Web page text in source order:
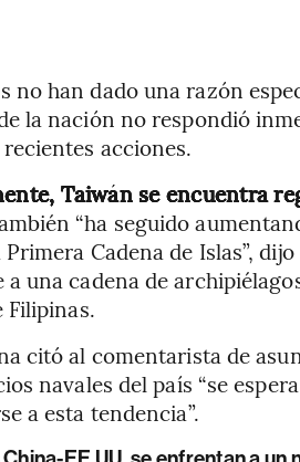
no han dado una razón
la nación no respondió
acciones.
Taiwán se encuentra
“ha seguido
Cadena de Islas”,
una cadena de
Filipinas.
citó al comentarista de
navales del país “se
a esta tendencia”.